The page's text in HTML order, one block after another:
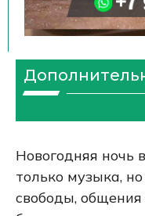
Новогодняя ночь
только музыка,
свободы, общения